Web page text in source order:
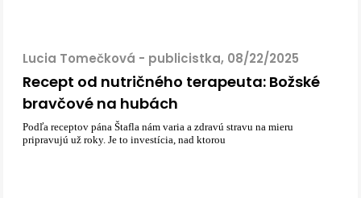
Lucia Tomečková - publicistka, 08/22/2025
Recept od nutričného terapeuta: Božské
bravčové na hubách
Podľa receptov pána Štafla nám varia a zdravú stravu na mieru
pripravujú už roky. Je to investícia, nad ktorou